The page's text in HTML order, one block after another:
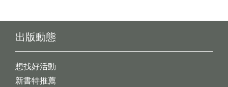
出版動態
想找好活動
新書特推薦